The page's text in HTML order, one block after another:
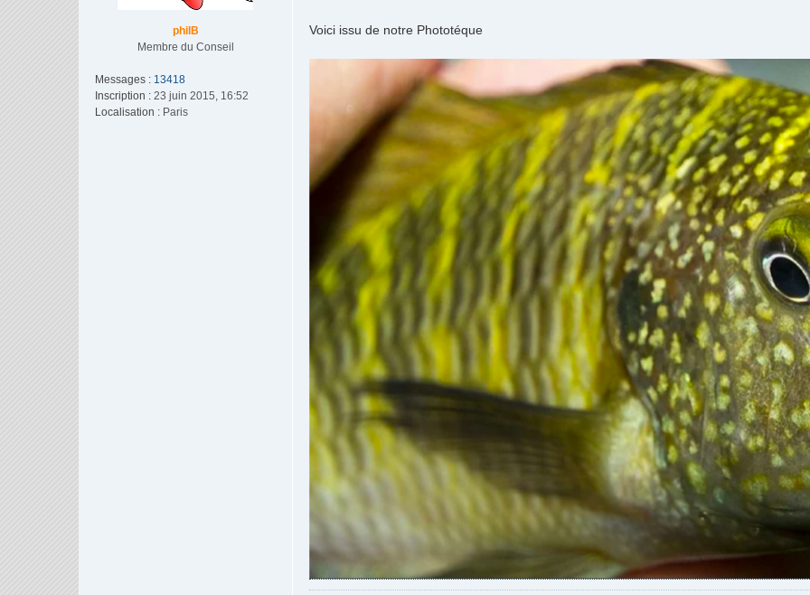
philB
Membre du Conseil
Messages : 13418
Inscription : 23 juin 2015, 16:52
Localisation : Paris
e
Voici issu de notre Phototéque